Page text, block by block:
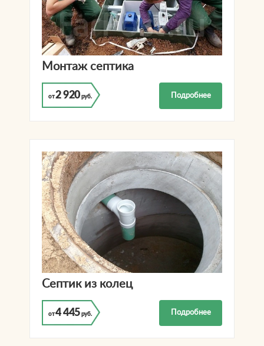
Монтаж септика
от2 920 руб. Подробнее
Септик из колец
от4 445 руб. Подробнее